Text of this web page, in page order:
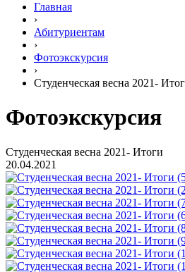
Главная
›
Абитуриентам
›
Фотоэкскурсия
›
Студенческая весна 2021-
Фотоэкскурсия
Студенческая весна 2021- Итоги
20.04.2021